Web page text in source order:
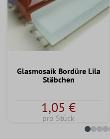
Glasmosaik Bordüre Lila
Stäbchen
1,05 €
pro Stück